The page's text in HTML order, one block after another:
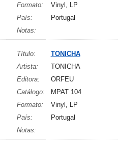
Formato:
Vinyl, LP
País:
Portugal
Notas:
Título:
TONICHA
Artista:
TONICHA
Editora:
ORFEU
Catálogo:
MPAT 104
Formato:
Vinyl, LP
País:
Portugal
Notas: